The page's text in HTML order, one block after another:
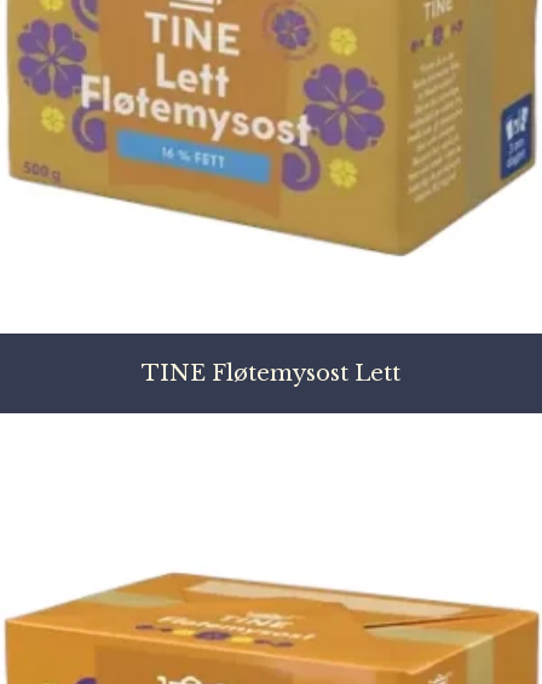
TINE Fløtemysost Lett